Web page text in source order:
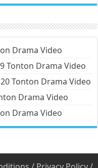
Drama Video
Tonton Drama Video
Tonton Drama Video
Drama Video
Drama Video